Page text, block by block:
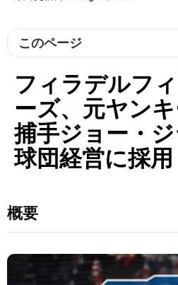
このページ
フィラデルフ
ーズ、元ヤン
捕手ジョー・
球団経営に採用
概要